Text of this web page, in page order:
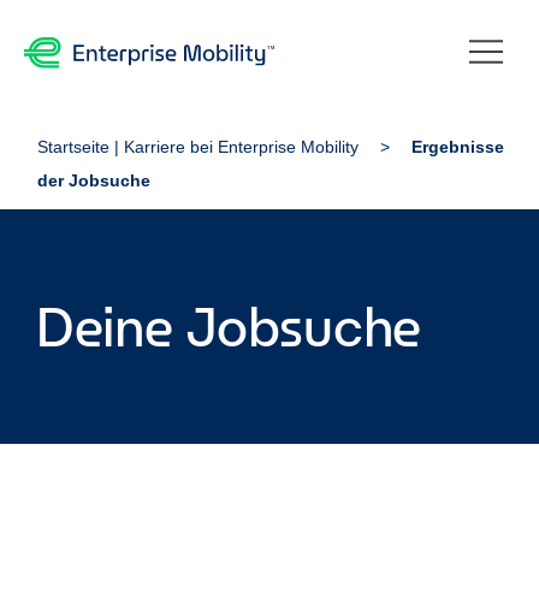
Startseite | Karriere bei Enterprise Mobility
Ergebnisse
der Jobsuche
Deine Jobsuche